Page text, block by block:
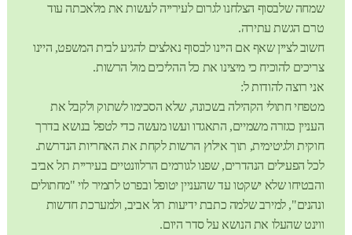
שמחה שלבסוף הצלחנו לגרום לעירייה לעשות את מלאכתה עוד
טרם הגשת עתירה.
חשוב לציין שאף אם היינו לבסוף נאלצים להגיע לבית המשפט, היינו
צריכים להוכיח כי מיצינו את כל ההליכים מול הרשות.
אני רוצה להודות ל:
מטפחי חתולי הקהילה בשכונה, שלא הסכימו לשתוק ולקבל את
העניין כגזרה משמיים, התאגדו ועשו מעשה כדי לטפל בנושא בדרך
חוקית ולגיטימית, תוך אילוץ הרשות לקחת את האחריות הנדרשת.
לכל הפעילים הנהדרים, שפנו לגורמים הרלוונטיים בעיריית תל אביב
והבטיחו שלא ישקטו עד שהעניין יטופל ובפרט לתמיר לוי "מחתולים
ונהנים", למירב שלמה כתבת ידיעות תל אביב, ולמערכת חדשות
ווינט שהעלו את הנושא על סדר היום.